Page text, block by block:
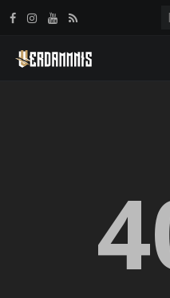
Panneau de gestion des